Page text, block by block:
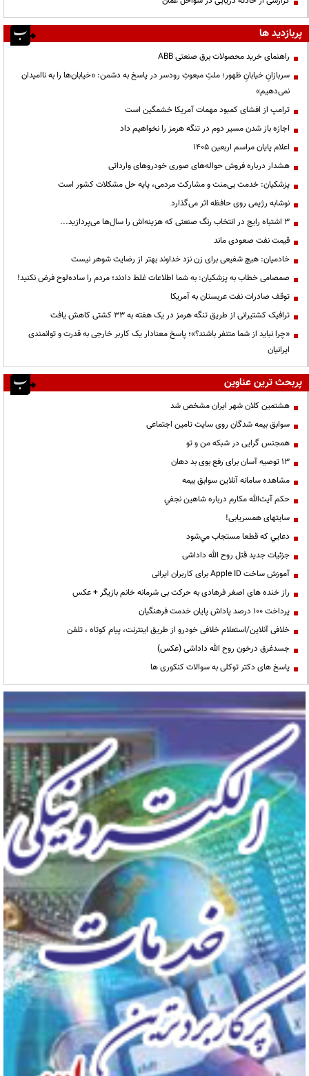
پربازدید ها
راهنمای خرید محصولات برق صنعتی ABB
سربازانِ خیابانِ ظهور؛ ملتِ مبعوثِ رودسر در پاسخ به دشمن: «خیابان‌ها را به ناامیدان
نمی‌دهیم»
ترامپ از افشای کمبود مهمات آمریکا خشمگین است
اجازه باز شدن مسیر دوم در تنگه هرمز را نخواهیم داد
اعلام پایان مراسم اربعین ۱۴۰۵
هشدار درباره فروش حواله‌های صوری خودروهای وارداتی
پزشکیان: خدمت بی‌منت و مشارکت مردمی، پایه حل مشکلات کشور است
نوشابه رژیمی روی حافظه اثر می‌گذارد
3 اشتباه رایج در انتخاب رنگ صنعتی که هزینه‌اش را سال‌ها می‌پردازید...
قیمت نفت صعودی ماند
خادمیان: هیچ شفیعی برای زن نزد خداوند بهتر از رضایت شوهر نیست
صمصامی خطاب به پزشکیان: به شما اطلاعات غلط دادند؛ مردم را ساده‌لوح فرض نکنید!
توقف صادرات نفت عربستان به آمریکا
ترافیک کشتیرانی از طریق تنگه هرمز در یک هفته به ۳۳ کشتی کاهش یافت
«چرا نباید از شما متنفر باشند؟»؛ پاسخ معنادار یک کاربر خارجی به قدرت و توانمندی
ایرانیان
پربحث ترین عناوین
هشتمین کلان شهر ایران مشخص شد
سوابق بیمه شدگان روی سایت تامین اجتماعی
همجنس گرایی در شبکه من و تو
13 توصیه آسان برای رفع بوی بد دهان
مشاهده سامانه آنلاين سوابق بیمه
حكم آيت‌الله مكارم درباره شاهين نجفي
سایتهای همسریابی!
دعايي كه قطعا مستجاب مي‌شود
جزئیات جدید قتل روح الله داداشی
آموزش ساخت Apple ID برای کاربران ایرانی
راز خنده های اصغر فرهادی به حرکت بی شرمانه خانم بازیگر + عکس
پرداخت ۱۰۰ درصد پاداش پایان خدمت فرهنگیان
خلافی آنلاین/استعلام خلافی خودرو از طریق اینترنت، پیام کوتاه ، تلفن
جسدغرق درخون روح الله داداشی (عکس)
پاسخ های دکتر توکلی به سوالات کنکوری ها